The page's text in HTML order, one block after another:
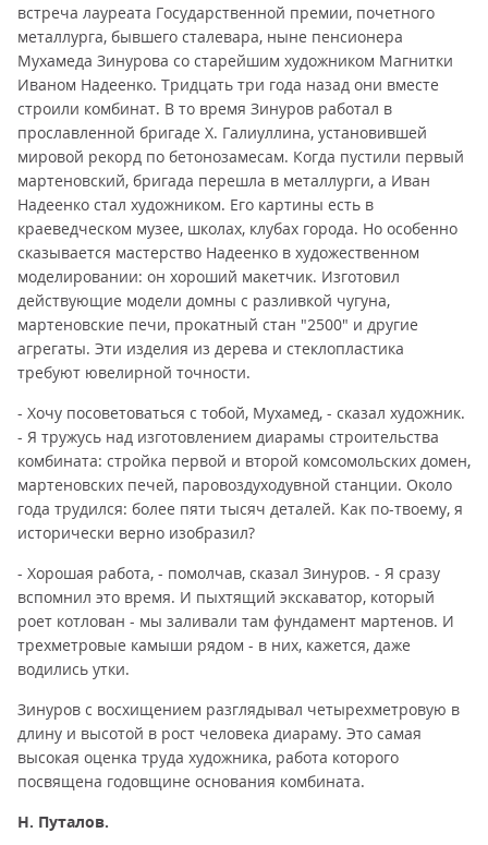
встреча лауреата Государственной премии, почетного
металлурга, бывшего сталевара, ныне пенсионера
Мухамеда Зинурова со старейшим художником Магнитки
Иваном Надеенко. Тридцать три года назад они вместе
строили комбинат. В то время Зинуров работал в
прославленной бригаде X. Галиуллина, установившей
мировой рекорд по бетонозамесам. Когда пустили первый
мартеновский, бригада перешла в металлурги, а Иван
Надеенко стал художником. Его картины есть в
краеведческом музее, школах, клубах города. Но особенно
сказывается мастерство Надеенко в художественном
моделировании: он хороший макетчик. Изготовил
действующие модели домны с разливкой чугуна,
мартеновские печи, прокатный стан "2500" и другие
агрегаты. Эти изделия из дерева и стеклопластика
требуют ювелирной точности.
- Хочу посоветоваться с тобой, Мухамед, - сказал художник.
- Я тружусь над изготовлением диарамы строительства
комбината: стройка первой и второй комсомольских домен,
мартеновских печей, паровоздуходувной станции. Около
года трудился: более пяти тысяч деталей. Как по-твоему, я
исторически верно изобразил?
- Хорошая работа, - помолчав, сказал Зинуров. - Я сразу
вспомнил это время. И пыхтящий экскаватор, который
роет котлован - мы заливали там фундамент мартенов. И
трехметровые камыши рядом - в них, кажется, даже
водились утки.
Зинуров с восхищением разглядывал четырехметровую в
длину и высотой в рост человека диараму. Это самая
высокая оценка труда художника, работа которого
посвящена годовщине основания комбината.
Н. Путалов.